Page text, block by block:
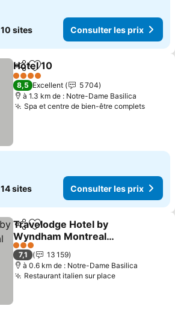
10 sites Consulter les prix
PartagerAjouter à mes favoris
Hotel 10
4 Étoiles
8,5 Excellent
5 704
à 1.3 km de : Notre-Dame Basilica
Spa et centre de bien-être complets
14 sites Consulter les prix
PartagerAjouter à mes favoris
Travelodge Hotel by
Wyndham Montreal
Centre
Consulter les prix
3 Étoiles
7,1
13 159
à 0.6 km de : Notre-Dame Basilica
Restaurant italien sur placeConsulter